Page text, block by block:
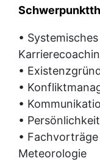
•
•
•
•
•
•
Meteorologie